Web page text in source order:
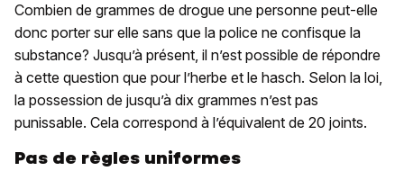
Combien de grammes de drogue une personne peut-elle
donc porter sur elle sans que la police ne confisque la
substance? Jusqu’à présent, il n’est possible de répondre
à cette question que pour l’herbe et le hasch. Selon la loi,
la possession de jusqu’à dix grammes n’est pas
punissable. Cela correspond à l’équivalent de 20 joints.
Pas de règles uniformes